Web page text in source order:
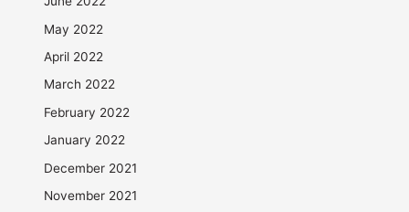
May 2022
April 2022
March 2022
February 2022
January 2022
December 2021
November 2021